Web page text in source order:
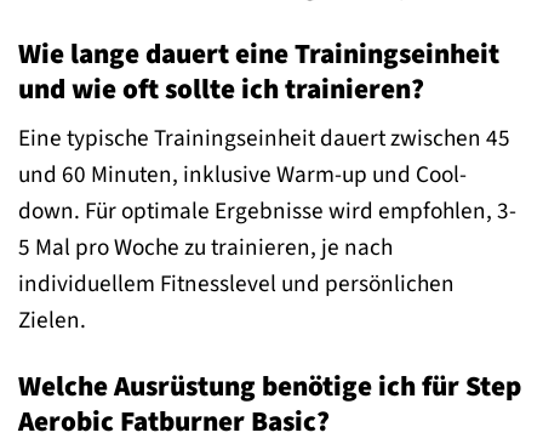
Wie lange dauert eine Trainingseinheit
und wie oft sollte ich trainieren?
Eine typische Trainingseinheit dauert zwischen 45
und 60 Minuten, inklusive Warm-up und Cool-
down. Für optimale Ergebnisse wird empfohlen, 3-
5 Mal pro Woche zu trainieren, je nach
individuellem Fitnesslevel und persönlichen
Zielen.
Welche Ausrüstung benötige ich für Step
Aerobic Fatburner Basic?